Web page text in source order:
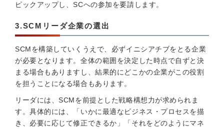
ピックアップし、SCへの参加を要請します。
3.SCMリーダ企業の選出
SCMを構築していくうえで、必ずイニシアチブをとる企業
が必要となります。全体の範囲を決定した時点で自ずと決
まる場合もありますし、結果的にどこかの企業がこの役割
を担うことになる場合もあります。
リーダには、SCMを前提とした戦略構想力が求められま
す。具体的には、「いかに最適なビジネス・プロセスを描
き、必要に応じて修正できるか」「それをどのようにマネ